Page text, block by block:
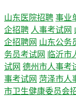
山东医院招聘 事业
企招聘 人事考试网
企招聘网 山东公务
务员考试网
临沂市
试网 德州市人事考
事考试网 菏泽市人
市卫生健康委员会